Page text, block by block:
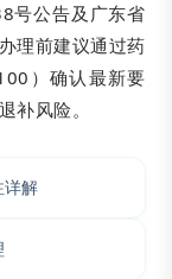
号公告及广东省
理前建议通过药
）确认最新要
补风险。
详解